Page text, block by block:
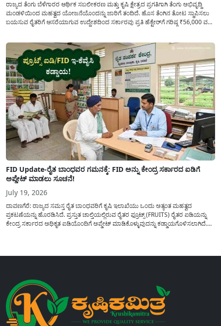
ರಾಜ್ಯದ ತೆಂಗು ಬೆಳೆಗಾರರ ಆರ್ಥಿಕ ಸಬಲೀಕರಣ ಮತ್ತು ಕೃಷಿ ಕ್ಷೇತ್ರದ ಪ್ರಗತಿಗಾಗಿ ತೆಂಗು ಅಭಿವೃದ್ದಿ
ಮಂಡಳಿಯಿಂದ ಮಹತ್ವದ ಯೋಜನೆಯೊಂದನ್ನು ಜಾರಿಗೆ ತಂದಿದೆ. ಹೊಸ ತೆಂಗಿನ ತೋಟ ಸ್ಥಾಪಿಸಲು
ಬಯಸುವ ರೈತರಿಗೆ ಆಸರೆಯಾಗುವ ಉದ್ದೇಶದಿಂದ ಸರ್ಕಾರವು ಪ್ರತಿ ಹೆಕ್ಟೇರ್‌ಗೆ ಗರಿಷ್ಠ ₹56,000 ವರೆಗೆ
FID Update-ರೈತ ಬಾಂಧವರ ಗಮನಕ್ಕೆ: FID ಅನ್ನು ಕೇಂದ್ರ ಸರ್ಕಾರದ ಐಡಿಗೆ
ಅಪ್ಡೇಟ್ ಮಾಡಲು ಸೂಚನೆ!
July 19, 2026
ದಾವಣಗೆರೆ: ರಾಜ್ಯದ ಸಮಸ್ತ ರೈತ ಬಾಂಧವರಿಗೆ ಕೃಷಿ ಇಲಾಖೆಯು ಒಂದು ಅತ್ಯಂತ ಮಹತ್ವದ
ಪ್ರಕಟಣೆಯನ್ನು ಹೊರಡಿಸಿದೆ. ಪ್ರಸ್ತುತ ಚಾಲ್ತಿಯಲ್ಲಿರುವ ರೈತರ ಫ್ರೂಟ್ಸ್ (FRUITS) ರೈತರ ಐಡಿಯನ್ನು
ಕೇಂದ್ರ ಸರ್ಕಾರದ ಅಧಿಕೃತ ಐಡಿಯೊಂದಿಗೆ ಅಪ್ಡೇಟ್ ಮಾಡಿಕೊಳ್ಳುವುದನ್ನು ಕಡ್ಡಾಯಗೊಳಿಸಲಾಗಿದೆ.